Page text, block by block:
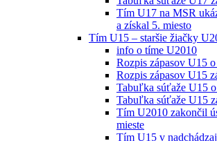
Tím U17 na MSR
a získal 5. miesto
Tím U15 – staršie žiačky
info o tíme U2010
Rozpis zápasov U15
Rozpis zápasov U15
Tabuľka súťaže U15
Tabuľka súťaže U15
Tím U2010 zakončil
mieste
Tím U15 v